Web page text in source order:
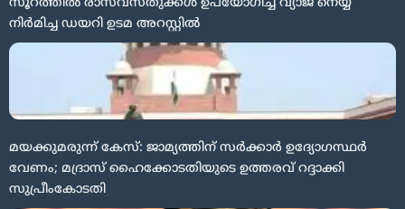
നിർമിച്ച ഡയറി ഉടമ അറസ്റ്റിൽ
മയക്കുമരുന്ന് കേസ്: ജാമ്യത്തിന് സർക്കാർ ഉദ്യോഗസ്ഥർ
വേണം; മദ്രാസ് ഹൈക്കോടതിയുടെ ഉത്തരവ് റദ്ദാക്കി
സുപ്രീംകോടതി